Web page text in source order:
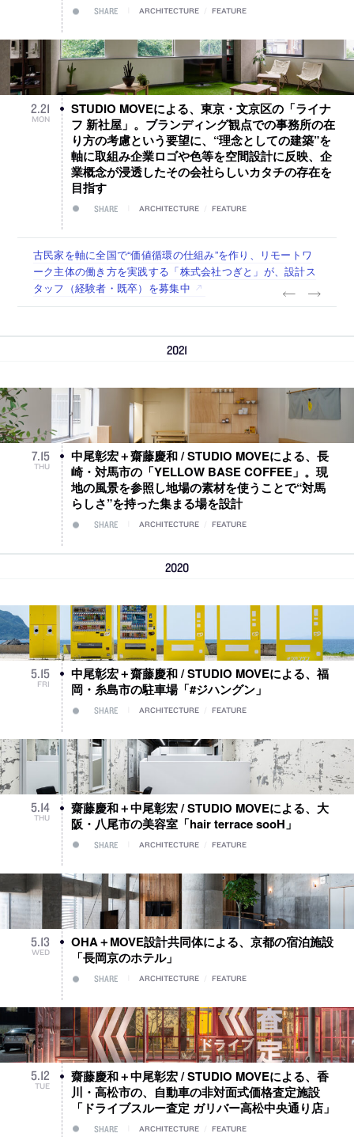
SHARE ARCHITECTURE FEATURE
2.21
MON
STUDIO MOVEによる、東京・文京区の「ライナ
フ 新社屋」。ブランディング観点での事務所の在
り方の考慮という要望に、“理念としての建築”を
軸に取組み企業ロゴや色等を空間設計に反映、企
業概念が浸透したその会社らしいカタチの存在を
目指す
SHARE ARCHITECTURE FEATURE
佐々木慧が主宰する「axonometric株式会社」が、設計スタ
ッフ（経験者・既卒・2027年新卒）を募集中
古民家を軸に全国で“価値循環の仕組み”を作り、リモートワ
ーク主体の働き方を実践する「株式会社つぎと」が、設計ス
タッフ（経験者・既卒）を募集中
リノベる株式会社が、設計パートナー (業務委託) を募集中
社会への影響力のある建築を手掛け、スタッフ同士で助け合
う環境づくりも行う「E.A.S.T.architects」が、設計スタッフ
（経験者・既卒・2027年新卒）を募集中
代官山を拠点に活動する「梅澤竜也 / ALA INC.」が、設計ス
タッフ・アルバイト・事務職を募集中
2021
7.15
THU
中尾彰宏＋齋藤慶和 / STUDIO MOVEによる、長
崎・対馬市の「YELLOW BASE COFFEE」。現
地の風景を参照し地場の素材を使うことで“対馬
らしさ”を持った集まる場を設計
SHARE ARCHITECTURE FEATURE
2020
5.15
FRI
中尾彰宏＋齋藤慶和 / STUDIO MOVEによる、福
岡・糸島市の駐車場「#ジハングン」
SHARE ARCHITECTURE FEATURE
5.14
THU
齋藤慶和＋中尾彰宏 / STUDIO MOVEによる、大
阪・八尾市の美容室「hair terrace sooH」
SHARE ARCHITECTURE FEATURE
5.13
WED
OHA＋MOVE設計共同体による、京都の宿泊施設
「長岡京のホテル」
SHARE ARCHITECTURE FEATURE
5.12
TUE
齋藤慶和＋中尾彰宏 / STUDIO MOVEによる、香
川・高松市の、自動車の非対面式価格査定施設
「ドライブスルー査定 ガリバー高松中央通り店」
SHARE ARCHITECTURE FEATURE